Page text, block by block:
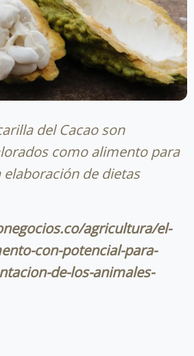
del Cacao son
como alimento para
de dietas
agricultura/el-
con-potencial-para-
de-los-animales-